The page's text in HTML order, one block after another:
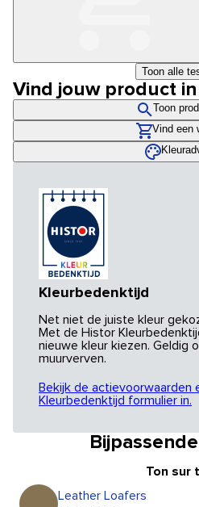
Toon alle
Vind jouw product
Toon
Vind een
Kleurbedenktijd
Net niet de juiste kleur
Met de Histor
nieuwe kleur kiezen. Geldig
muurverven.
Bekijk de actievoorwaarden
Kleurbedenktijd formulier in.
Ton sur
Leather Loafers